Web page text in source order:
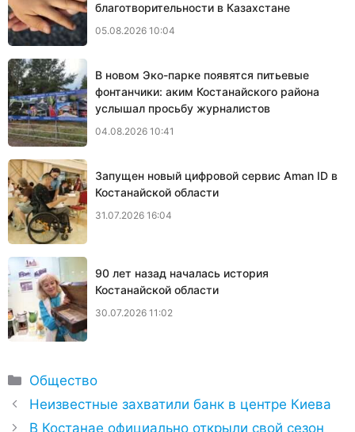
благотворительности в Казахстане
05.08.2026 10:04
В новом Эко-парке появятся питьевые
фонтанчики: аким Костанайского района
услышал просьбу журналистов
04.08.2026 10:41
Запущен новый цифровой сервис Aman ID в
Костанайской области
31.07.2026 16:04
90 лет назад началась история
Костанайской области
30.07.2026 11:02
Рубрики
Общество
Неизвестные захватили банк в центре Киева
В Костанае официально открыли свой сезон